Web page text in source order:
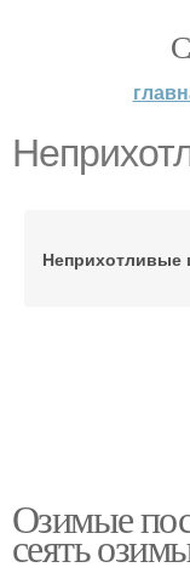
Неприхотливые
Озимые
сеять